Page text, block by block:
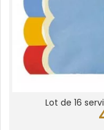
Lot de 16